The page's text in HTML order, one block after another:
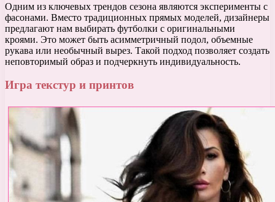
Одним из ключевых трендов сезона являются эксперименты с
фасонами. Вместо традиционных прямых моделей, дизайнеры
предлагают нам выбирать футболки с оригинальными
кроями. Это может быть асимметричный подол, объемные
рукава или необычный вырез. Такой подход позволяет создать
неповторимый образ и подчеркнуть индивидуальность.
Игра текстур и принтов